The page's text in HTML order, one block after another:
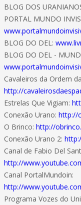
BLOG DOS
PORTAL MUNDO
BLOG DO DEL:
BLOG DO DEL -
Cavaleiros da Ordem
http://
Estrelas Que Vigiam:
Conexão Urano: http://
O Brinco: http://
Conexão Urano 2:
Canal de Fabio Del
http://
Canal PortalMundoin:
http://
Programa Vozes do